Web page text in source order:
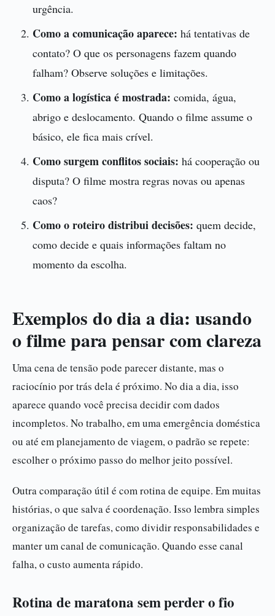
urgência.
Como a comunicação aparece: há tentativas de
contato? O que os personagens fazem quando
falham? Observe soluções e limitações.
Como a logística é mostrada: comida, água,
abrigo e deslocamento. Quando o filme assume o
básico, ele fica mais crível.
Como surgem conflitos sociais: há cooperação ou
disputa? O filme mostra regras novas ou apenas
caos?
Como o roteiro distribui decisões: quem decide,
como decide e quais informações faltam no
momento da escolha.
Exemplos do dia a dia: usando
o filme para pensar com clareza
Uma cena de tensão pode parecer distante, mas o
raciocínio por trás dela é próximo. No dia a dia, isso
aparece quando você precisa decidir com dados
incompletos. No trabalho, em uma emergência doméstica
ou até em planejamento de viagem, o padrão se repete:
escolher o próximo passo do melhor jeito possível.
Outra comparação útil é com rotina de equipe. Em muitas
histórias, o que salva é coordenação. Isso lembra simples
organização de tarefas, como dividir responsabilidades e
manter um canal de comunicação. Quando esse canal
falha, o custo aumenta rápido.
Rotina de maratona sem perder o fio